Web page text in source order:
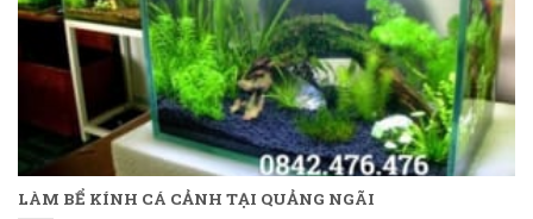
LÀM BỂ KÍNH CÁ CẢNH TẠI QUẢNG NGÃI